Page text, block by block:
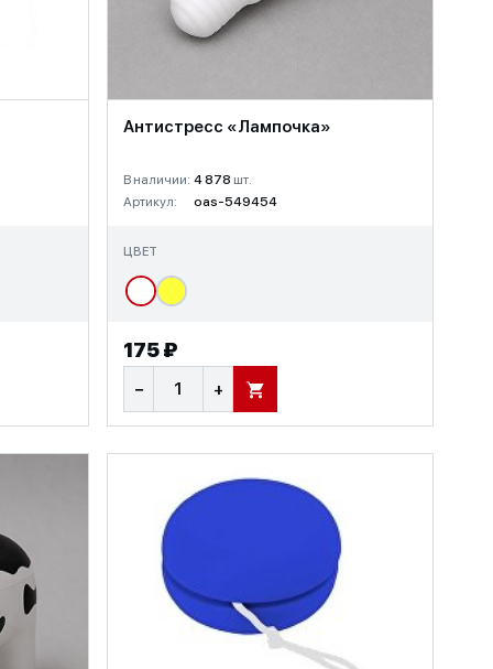
Антистресс «Лампочка»
В наличии: 4 878 шт.
Артикул:
oas-549454
ЦВЕТ
175 ₽
− + В КОРЗИНУ